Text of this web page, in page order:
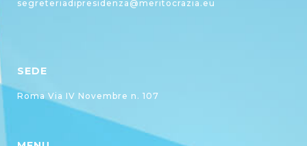
segreteriadipresidenza@meritocrazia.eu
SEDE
Roma Via IV Novembre n. 107